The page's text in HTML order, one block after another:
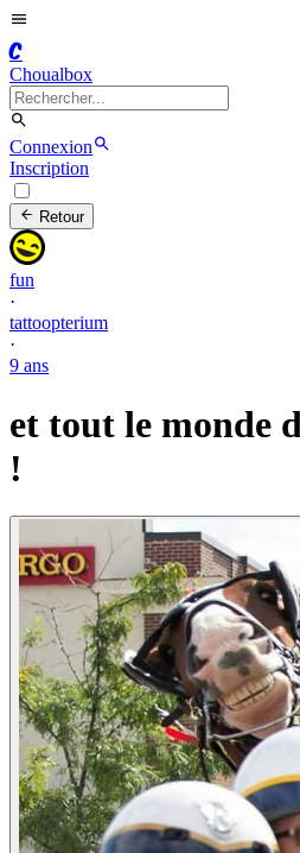
C
Choualbox
Connexion
Inscription
Retour
fun
·
tattoopterium
·
9 ans
et tout le monde
!